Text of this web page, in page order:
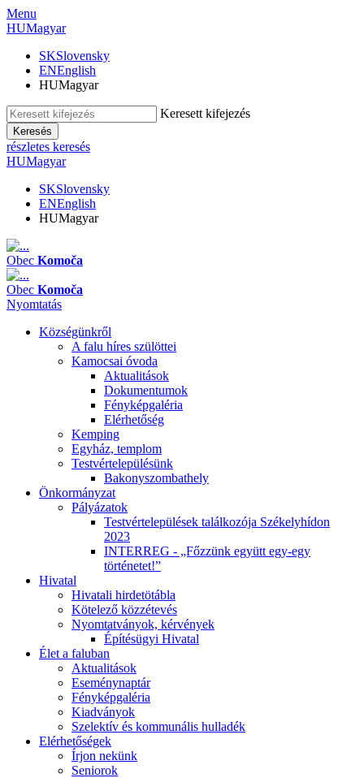
Menu
HUMagyar
SKSlovensky
ENEnglish
HUMagyar
Keresett kifejezés
Keresés
részletes keresés
HUMagyar
SKSlovensky
ENEnglish
HUMagyar
Obec Komoča
Obec Komoča
Nyomtatás
Községünkről
A falu híres szülöttei
Kamocsai óvoda
Aktualitások
Dokumentumok
Fényképgaléria
Elérhetőség
Kemping
Egyház, templom
Testvértelepülésünk
Bakonyszombathely
Önkormányzat
Pályázatok
Testvértelepülések találkozója Székelyhídon
2023
INTERREG - „Főzzünk együtt egy-egy
történetet!”
Hivatal
Hivatali hirdetötábla
Kötelező közzétevés
Nyomtatványok, kérvények
Építésügyi Hivatal
Élet a faluban
Aktualitások
Eseménynaptár
Fényképgaléria
Kiadványok
Szelektív és kommunális hulladék
Elérhetőségek
Írjon nekünk
Seniorok